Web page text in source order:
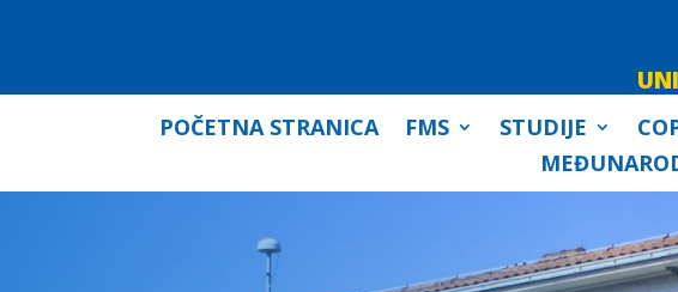
POČETNA STRANICA FMS STUDIJE